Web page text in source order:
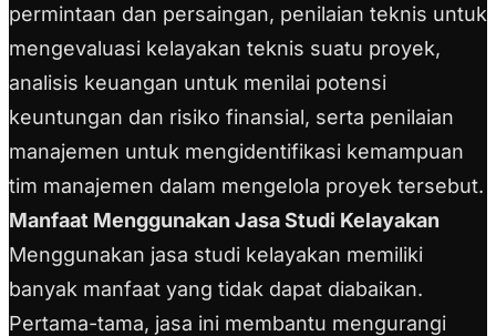
permintaan dan persaingan, penilaian teknis untuk
mengevaluasi kelayakan teknis suatu proyek,
analisis keuangan untuk menilai potensi
keuntungan dan risiko finansial, serta penilaian
manajemen untuk mengidentifikasi kemampuan
tim manajemen dalam mengelola proyek tersebut.
Manfaat Menggunakan Jasa Studi Kelayakan
Menggunakan jasa studi kelayakan memiliki
banyak manfaat yang tidak dapat diabaikan.
Pertama-tama, jasa ini membantu mengurangi